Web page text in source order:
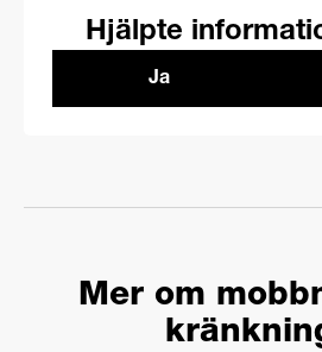
Hjälpte
Ja
Mer om